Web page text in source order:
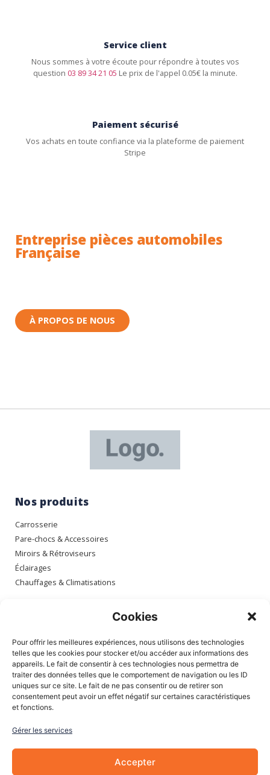
Cookies
Pour offrir les meilleures expériences, nous utilisons des technologies
telles que les cookies pour stocker et/ou accéder aux informations des
appareils. Le fait de consentir à ces technologies nous permettra de
traiter des données telles que le comportement de navigation ou les ID
uniques sur ce site. Le fait de ne pas consentir ou de retirer son
consentement peut avoir un effet négatif sur certaines caractéristiques
et fonctions.
Gérer les services
Accepter
Service client
Nous sommes à votre écoute pour répondre à toutes vos
question 03 89 34 21 05 Le prix de l'appel 0.05€ la minute.
Paiement sécurisé
Vos achats en toute confiance via la plateforme de paiement
Stripe
Entreprise pièces automobiles
Française
À PROPOS DE NOUS
Nos produits
Carrosserie
Pare-chocs & Accessoires
Miroirs & Rétroviseurs
Éclairages
Chauffages & Climatisations
Mon compte
Mes commandes
Mes adresses
Mon panier
Informations
À Propos de nous
Blog